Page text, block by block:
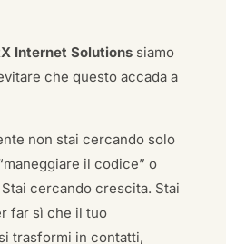
Internet Solutionssiamo
che questo accada a
non stai cercando solo
il codice” o
cercando crescita. Stai
far sì che il tuo
trasformi in contatti,